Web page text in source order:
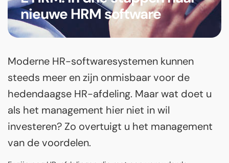
nieuwe HRM software
Moderne HR-softwaresystemen kunnen
steeds meer en zijn onmisbaar voor de
hedendaagse HR-afdeling. Maar wat doet u
als het management hier niet in wil
investeren? Zo overtuigt u het management
van de voordelen.